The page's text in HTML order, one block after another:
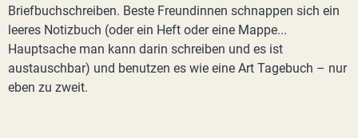
Briefbuchschreiben. Beste Freundinnen schnappen sich ein
leeres Notizbuch (oder ein Heft oder eine Mappe...
Hauptsache man kann darin schreiben und es ist
austauschbar) und benutzen es wie eine Art Tagebuch – nur
eben zu zweit.